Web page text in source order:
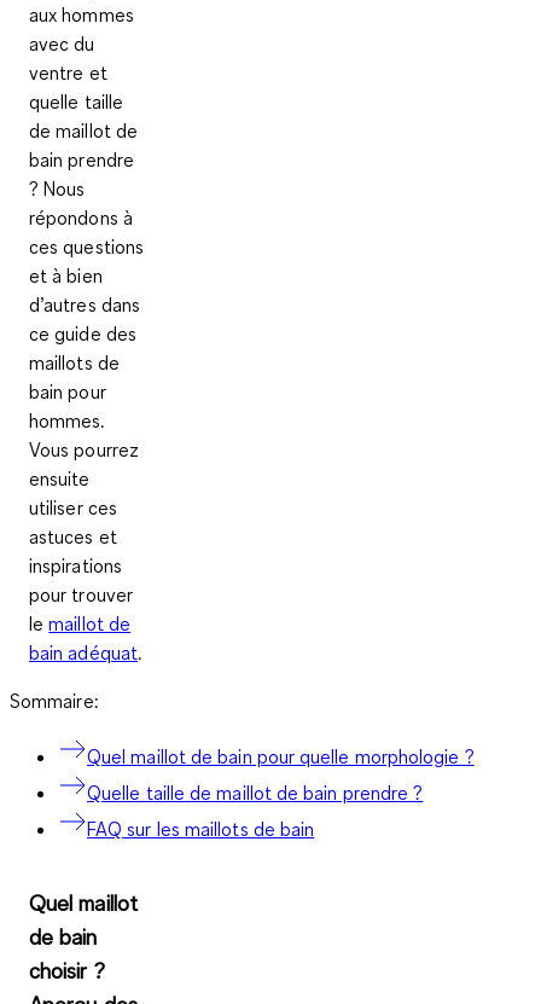
aux hommes
avec du
ventre et
quelle taille
de maillot de
bain prendre
? Nous
répondons à
ces questions
et à bien
d’autres dans
ce guide des
maillots de
bain pour
hommes.
Vous pourrez
ensuite
utiliser ces
astuces et
inspirations
pour trouver
lemaillot de
bain adéquat.
Sommaire:
Quel maillot de bain pour quelle morphologie ?
Quelle taille de maillot de bain prendre ?
FAQ sur les maillots de bain
Quel maillot
de bain
choisir ?